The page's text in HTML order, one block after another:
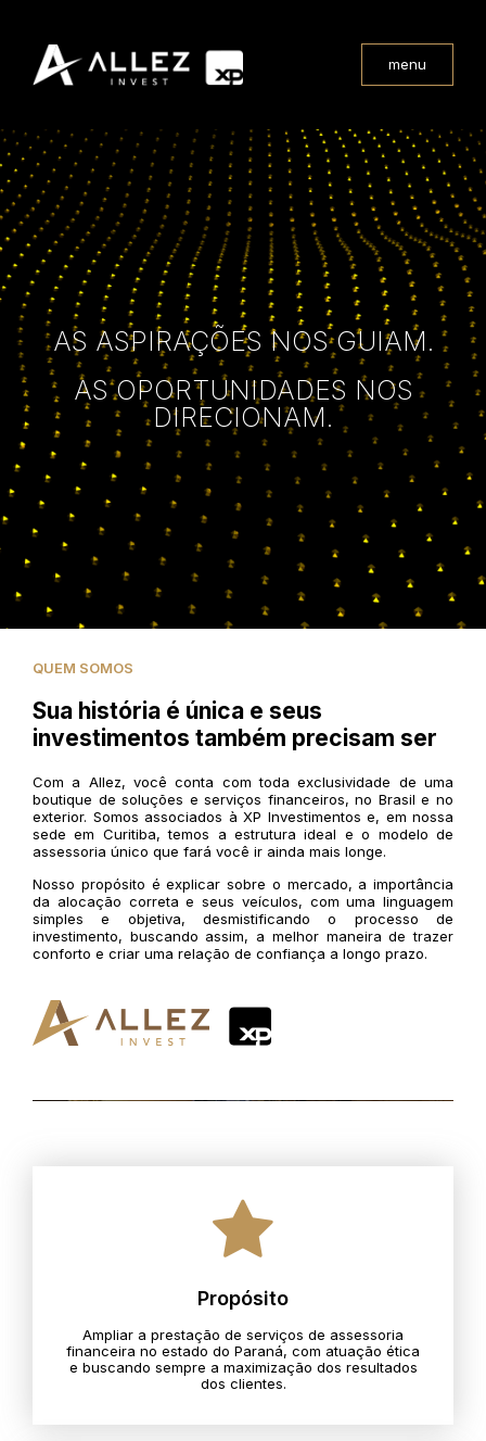
menu
AS ASPIRAÇÕES NOS GUIAM.
AS OPORTUNIDADES NOS
DIRECIONAM.
QUEM SOMOS
Sua história é única e seus
investimentos também precisam ser
Com a Allez, você conta com toda exclusividade de uma
boutique de soluções e serviços financeiros, no Brasil e no
exterior. Somos associados à XP Investimentos e, em nossa
sede em Curitiba, temos a estrutura ideal e o modelo de
assessoria único que fará você ir ainda mais longe.
Nosso propósito é explicar sobre o mercado, a importância
da alocação correta e seus veículos, com uma linguagem
simples e objetiva, desmistificando o processo de
investimento, buscando assim, a melhor maneira de trazer
conforto e criar uma relação de confiança a longo prazo.
Propósito
Ampliar a prestação de serviços de assessoria
financeira no estado do Paraná, com atuação ética
e buscando sempre a maximização dos resultados
dos clientes.